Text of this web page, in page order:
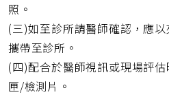
照。
(三)如至診所請醫師確認，應
攜帶至診所。
(四)配合於醫師視訊或現場評
匣/檢測片。